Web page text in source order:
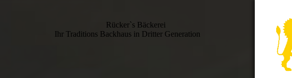
Rücker`s Bäckerei
Ihr Traditions Backhaus in Dritter Generation